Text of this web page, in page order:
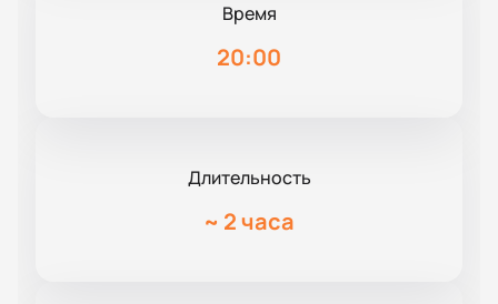
Время
20:00
Длительность
~ 2 часа